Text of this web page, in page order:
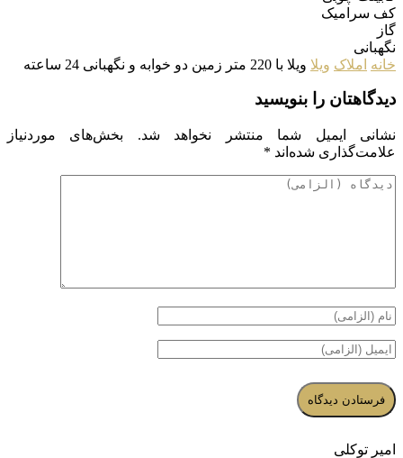
کف سرامیک
گاز
نگهبانی
خانه املاک ویلا ویلا با 220 متر زمین دو خوابه و نگهبانی 24 ساعته
دیدگاهتان را بنویسید
نشانی ایمیل شما منتشر نخواهد شد.
بخش‌های موردنیاز
علامت‌گذاری شده‌اند *
امیر توکلی